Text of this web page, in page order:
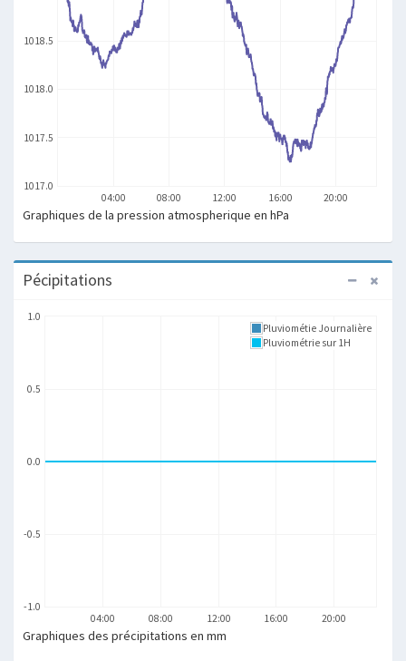
04:00 08:00 12:00 16:00 20:00
1017.0
1017.5
1018.0
1018.5
Graphiques de la pression atmospherique en hPa
Pécipitations
04:00 08:00 12:00 16:00 20:00
-1.0
-0.5
0.0
0.5
1.0
Pluviométie Journalière
Pluviométrie sur 1H
Graphiques des précipitations en mm